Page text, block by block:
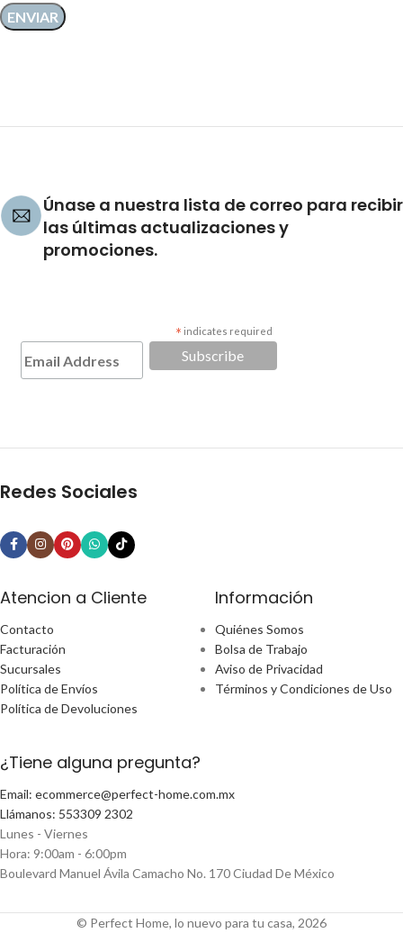
Únase a nuestra lista de correo para recibir
las últimas actualizaciones y
promociones.
* indicates required
Redes Sociales
Atencion a Cliente
Contacto
Facturación
Sucursales
Política de Envíos
Política de Devoluciones
Información
Quiénes Somos
Bolsa de Trabajo
Aviso de Privacidad
Términos y Condiciones de Uso
¿Tiene alguna pregunta?
Email: ecommerce@perfect-home.com.mx
Llámanos: 553309 2302
Lunes - Viernes
Hora: 9:00am - 6:00pm
Boulevard Manuel Ávila Camacho No. 170 Ciudad De México
© Perfect Home, lo nuevo para tu casa, 2026